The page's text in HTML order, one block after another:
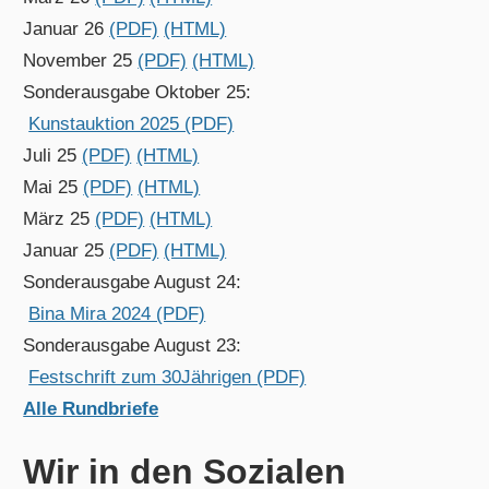
Januar 26 (PDF) (HTML)
November 25 (PDF) (HTML)
Sonderausgabe Oktober 25:
Kunstauktion 2025 (PDF)
Juli 25 (PDF) (HTML)
Mai 25 (PDF) (HTML)
März 25 (PDF) (HTML)
Januar 25 (PDF) (HTML)
Sonderausgabe August 24:
Bina Mira 2024 (PDF)
Sonderausgabe August 23:
Festschrift zum 30Jährigen (PDF)
Alle Rundbriefe
Wir in den Sozialen